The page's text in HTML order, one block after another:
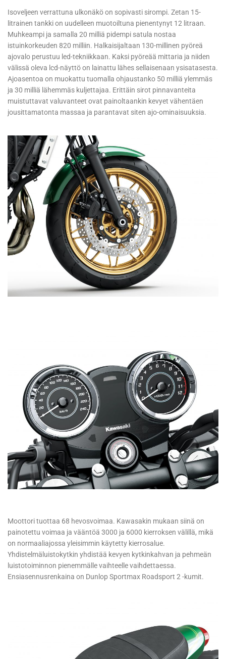
Isoveljeen verrattuna ulkonäkö on sopivasti sirompi. Zetan 15-
litrainen tankki on uudelleen muotoiltuna pienentynyt 12 litraan.
Muhkeampi ja samalla 20 milliä pidempi satula nostaa
istuinkorkeuden 820 milliin. Halkaisijaltaan 130-millinen pyöreä
ajovalo perustuu led-tekniikkaan. Kaksi pyöreää mittaria ja niiden
välissä oleva lcd-näyttö on lainattu lähes sellaisenaan ysisatasesta.
Ajoasentoa on muokattu tuomalla ohjaustanko 50 milliä ylemmäs
ja 30 milliä lähemmäs kuljettajaa. Erittäin sirot pinnavanteita
muistuttavat valuvanteet ovat painoltaankin kevyet vähentäen
jousittamatonta massaa ja parantavat siten ajo-ominaisuuksia.
Moottori tuottaa 68 hevosvoimaa. Kawasakin mukaan siinä on
painotettu voimaa ja vääntöä 3000 ja 6000 kierroksen välillä, mikä
on normaaliajossa yleisimmin käytetty kierrosalue.
Yhdistelmäluistokytkin yhdistää kevyen kytkinkahvan ja pehmeän
luistotoiminnon pienemmälle vaihteelle vaihdettaessa.
Ensiasennusrenkaina on Dunlop Sportmax Roadsport 2 -kumit.